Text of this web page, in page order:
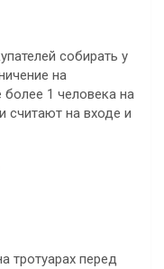
собирать у
на
1 человека на
считают на входе и
тротуарах перед